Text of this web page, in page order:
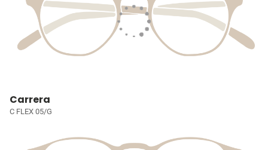
Carrera
C FLEX 05/G